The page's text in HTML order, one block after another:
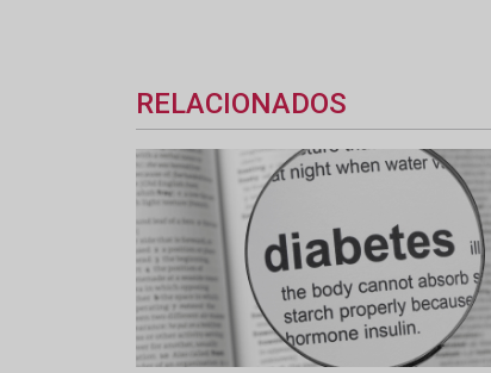
RELACIONADOS